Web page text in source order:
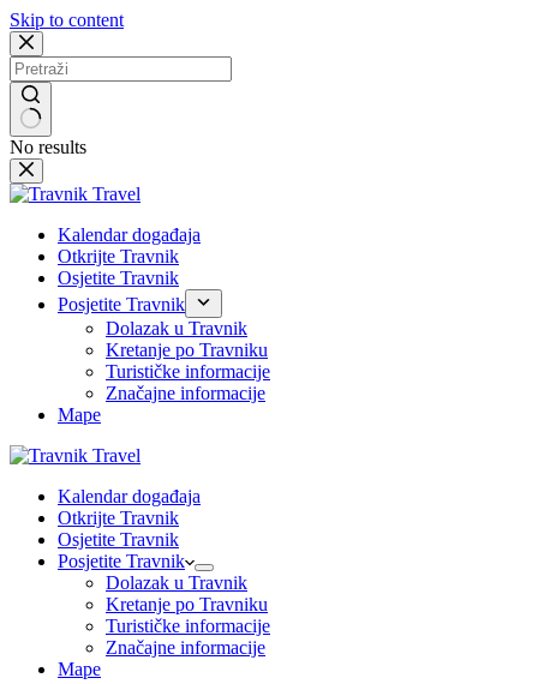
Skip to content
No results
Kalendar događaja
Otkrijte Travnik
Osjetite Travnik
Posjetite Travnik
Dolazak u Travnik
Kretanje po Travniku
Turističke informacije
Značajne informacije
Mape
Kalendar događaja
Otkrijte Travnik
Osjetite Travnik
Posjetite Travnik
Dolazak u Travnik
Kretanje po Travniku
Turističke informacije
Značajne informacije
Mape